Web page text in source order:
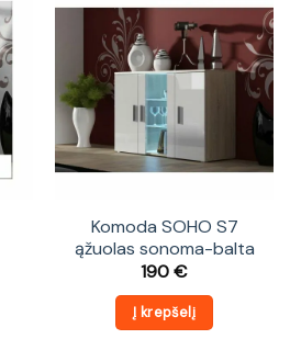
Komoda SOHO S7
ąžuolas sonoma-balta
190€
Į krepšelį